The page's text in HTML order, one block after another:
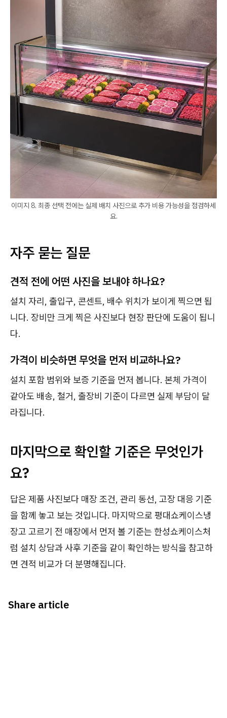
이미지 8. 최종 선택 전에는 실제 배치 사진으로 추가 비용 가능성을 점검하세
요.
자주 묻는 질문
견적 전에 어떤 사진을 보내야 하나요?
설치 자리, 출입구, 콘센트, 배수 위치가 보이게 찍으면 됩
니다. 장비만 크게 찍은 사진보다 현장 판단에 도움이 됩니
다.
가격이 비슷하면 무엇을 먼저 비교하나요?
설치 포함 범위와 보증 기준을 먼저 봅니다. 본체 가격이
같아도 배송, 철거, 출장비 기준이 다르면 실제 부담이 달
라집니다.
마지막으로 확인할 기준은 무엇인가
요?
답은 제품 사진보다 매장 조건, 관리 동선, 고장 대응 기준
을 함께 놓고 보는 것입니다. 마지막으로 평대쇼케이스냉
장고 고르기 전 매장에서 먼저 볼 기준는 한성쇼케이스처
럼 설치 상담과 사후 기준을 같이 확인하는 방식을 참고하
면 견적 비교가 더 분명해집니다.
Share article